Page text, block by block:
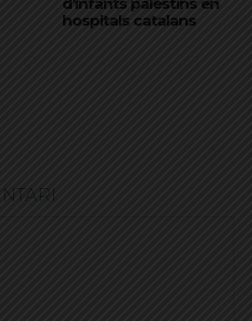
d’infants palestins en
hospitals catalans